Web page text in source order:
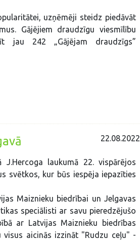
uzņēmēji steidz piedāvāt
Gājējiem draudzīgu viesmīlību
jau 242 „Gājējam draudzīgs”
22.08.2022
J.Hercoga laukumā 22. vispārējos
svētkos, kur būs iespēja iepazīties
Maiznieku biedrībai un Jelgavas
speciālisti ar savu pieredzējušo
ar Latvijas Maiznieku biedrības
visus aicinās izzināt "Rudzu ceļu" -